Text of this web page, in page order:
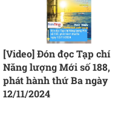
[Video] Đón đọc Tạp chí
Năng lượng Mới số 188,
phát hành thứ Ba ngày
12/11/2024